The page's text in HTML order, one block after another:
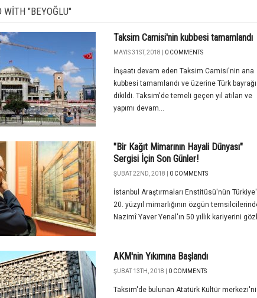
WITH "BEYOĞLU"
Taksim Camisi'nin kubbesi tamamlandı
MAYIS 31ST, 2018 | 0 COMMENTS
İnşaatı devam eden Taksim Camisi'nin ana
kubbesi tamamlandı ve üzerine Türk bayrağı
dikildi. Taksim'de temeli geçen yıl atılan ve
yapımı devam...
"Bir Kağıt Mimarının Hayali Dünyası"
Sergisi İçin Son Günler!
ŞUBAT 22ND, 2018 | 0 COMMENTS
İstanbul Araştırmaları Enstitüsü'nün
20. yüzyıl mimarlığının özgün
Nazimî Yaver Yenal'ın 50 yıllık kariyerini
AKM'nin Yıkımına Başlandı
ŞUBAT 13TH, 2018 | 0 COMMENTS
Taksim'de bulunan Atatürk Kültür